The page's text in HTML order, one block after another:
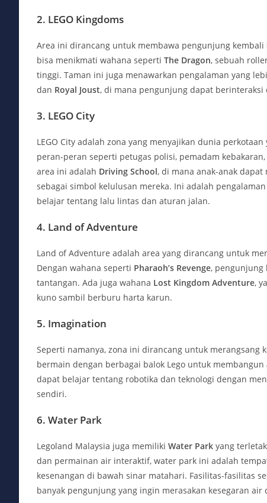
2. LEGO Kingdoms
Area ini dirancang untuk membawa pengunjung kembali
bisa menikmati wahana seperti The Dragon, sebuah
tinggi. Taman ini juga menawarkan pengalaman yang
dan Royal Joust, di mana pengunjung dapat
3. LEGO City
LEGO City adalah zona yang menyajikan dunia
peran-peran seperti petugas polisi, pemadam
area ini adalah Driving School, di mana anak-anak dapat
sebagai simbol kelulusan mereka. Ini adalah
belajar tentang lalu lintas dan aturan jalan.
4. Land of Adventure
Land of Adventure adalah area yang dirancang untuk
Dengan wahana seperti Pharaoh’s Revenge, pengunjung
tantangan. Ada juga wahana Lost Kingdom Adventure,
kuno sambil berburu harta karun.
5. Imagination
Seperti namanya, zona ini dirancang untuk
bermain dengan berbagai balok Lego untuk
dapat belajar tentang robotika dan teknologi dengan
sendiri.
6. Water Park
Legoland Malaysia juga memiliki Water Park yang
dan permainan air interaktif, water park ini adalah
kesenangan di bawah sinar matahari. Fasilitas-fasilitas
banyak pengunjung yang ingin merasakan kesegaran